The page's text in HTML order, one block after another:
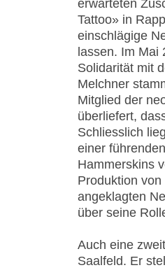
erwarteten
Tattoo» in
einschlägige
lassen. Im Mai
Solidarität mit
Melchner
Mitglied der
überliefert,
Schliesslich
einer
Hammerskins
Produktion
angeklagten
über seine
Auch eine
Saalfeld. Er